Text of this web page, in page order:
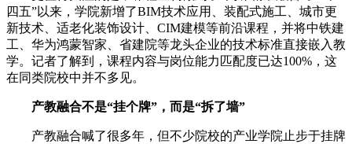
四五”以来，学院新增了BIM技术应用、装配式施工、城市更
新技术、适老化装饰设计、CIM建模等前沿课程，并将中铁建
工、华为鸿蒙智家、省建院等龙头企业的技术标准直接嵌入教
学。记者了解到，课程内容与岗位能力匹配度已达100%，这
在同类院校中并不多见。
产教融合不是“挂个牌”，而是“拆了墙”
产教融合喊了很多年，但不少院校的产业学院止步于挂牌